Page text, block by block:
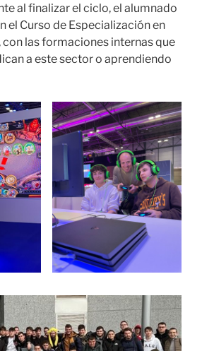
al finalizar el ciclo, el alumnado
el Curso de Especialización en
las formaciones internas que
a este sector o aprendiendo